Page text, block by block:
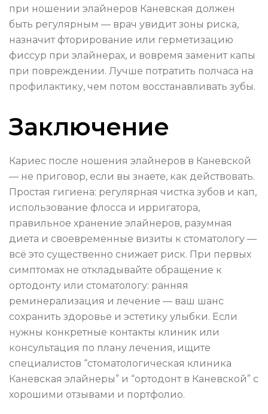
при ношении элайнеров Каневская должен
быть регулярным — врач увидит зоны риска,
назначит фторирование или герметизацию
фиссур при элайнерах, и вовремя заменит капы
при повреждении. Лучше потратить полчаса на
профилактику, чем потом восстанавливать зубы.
Заключение
Кариес после ношения элайнеров в Каневской
— не приговор, если вы знаете, как действовать.
Простая гигиена: регулярная чистка зубов и кап,
использование флосса и ирригатора,
правильное хранение элайнеров, разумная
диета и своевременные визиты к стоматологу —
всё это существенно снижает риск. При первых
симптомах не откладывайте обращение к
ортодонту или стоматологу: ранняя
реминерализация и лечение — ваш шанс
сохранить здоровье и эстетику улыбки. Если
нужны конкретные контакты клиник или
консультация по плану лечения, ищите
специалистов “стоматологическая клиника
Каневская элайнеры” и “ортодонт в Каневской” с
хорошими отзывами и портфолио.